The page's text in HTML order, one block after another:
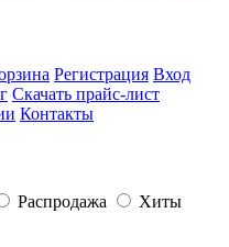
Регистрация Вход
Скачать прайс-лист
Контакты
Распродажа
Хиты